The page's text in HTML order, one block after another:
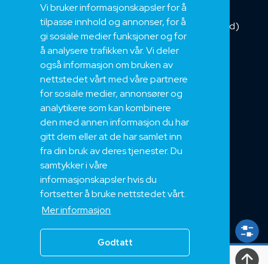
Vi bruker informasjonskapsler for å
tilpasse innhold og annonser, for å
gi sosiale medier funksjoner og for
å analysere trafikken vår. Vi deler
også informasjon om bruken av
nettstedet vårt med våre partnere
for sosiale medier, annonsører og
analytikere som kan kombinere
den med annen informasjon du har
gitt dem eller at de har samlet inn
fra din bruk av deres tjenester. Du
samtykker i våre
informasjonskapsler hvis du
fortsetter å bruke nettstedet vårt.
Mer informasjon
Godtatt
Installasjonskabel
Kombikabel (Hybrid)
DNV sertifisert
Tilbehør
Om oss
Bærekraft og Åpenhet
Jobb hos oss
Sertifiseringer
Support
Teknisk
Eksport
Salgs og Leveringsbetingelser
rettigheter2024, Nek Kabel AS 2024